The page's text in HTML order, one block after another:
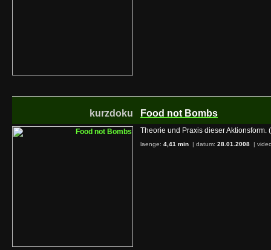
kurzdoku Food not Bombs
Theorie und Praxis dieser Aktionsform.
laenge: 4,41 min | datum: 28.01.2008 |